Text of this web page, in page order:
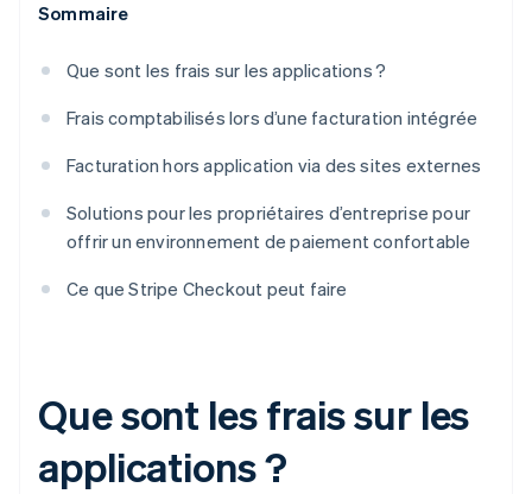
Sommaire
Que sont les frais sur les applications ?
Frais comptabilisés lors d’une facturation intégrée
Facturation hors application via des sites externes
Solutions pour les propriétaires d’entreprise pour
offrir un environnement de paiement confortable
Ce que Stripe Checkout peut faire
Que sont les frais sur les
applications ?